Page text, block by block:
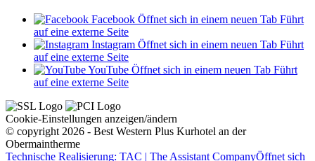
Facebook Öffnet sich in einem neuen Tab Führt
auf eine externe Seite
Instagram Öffnet sich in einem neuen Tab Führt
auf eine externe Seite
YouTube Öffnet sich in einem neuen Tab Führt
auf eine externe Seite
Cookie-Einstellungen anzeigen/ändern
© copyright 2026 - Best Western Plus Kurhotel an der
Obermaintherme
Technische Realisierung: TAC | The Assistant CompanyÖffnet sich